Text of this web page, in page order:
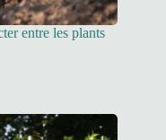
entre les plants